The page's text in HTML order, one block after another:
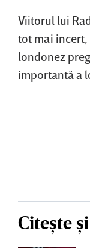
Viitorul lui
tot mai
londonez
importantă a
Citește și